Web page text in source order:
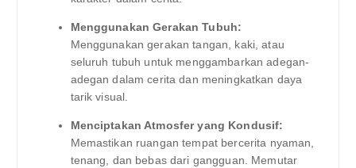
Menggunakan Gerakan Tubuh:
Menggunakan gerakan tangan, kaki, atau
seluruh tubuh untuk menggambarkan adegan-
adegan dalam cerita dan meningkatkan daya
tarik visual.
Menciptakan Atmosfer yang Kondusif:
Memastikan ruangan tempat bercerita nyaman,
tenang, dan bebas dari gangguan. Memutar